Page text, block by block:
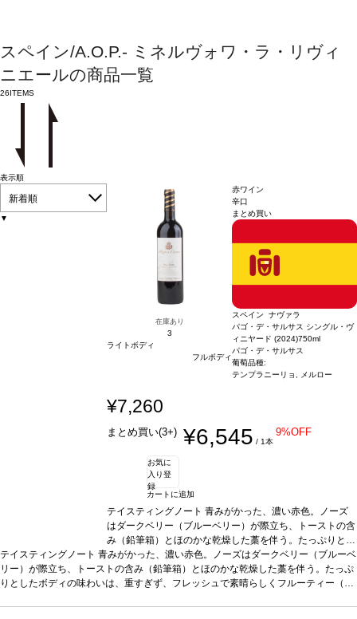
スペイン/A.O.P.- ミネルヴォワ・ラ・リヴィ
ニエールの商品一覧
26ITEMS
表示順
新着順
▼
在庫あり
3
ライトボディ
フルボディ
赤ワイン
辛口
まとめ買い
スペイン ナヴァラ
パゴ・デ・サルサス シングル・ヴ
ィニヤード (2024)750ml
パゴ・デ・サルサス
葡萄品種:
テンプラニーリョ, メルロー
¥7,260
まとめ買い(3+) ¥6,545 / 1本
9%OFF
お気に
入り登
録
カートに追加
テイスティングノート青みがかった、濃い赤色。ノーズ
はダークベリー（ブルーベリー）が際立ち、トーストの含
み（鉛筆箱）とほのかな乾燥した藁を伴う。たっぷりとし
たボディの味わいは、重すぎず、フレッシュで素晴らしく
フルーティー（ブルーベリー、ブラックベリー）。しっか
りとして、甘いタンニンも感じるフィニッシュが続く。
テイスティングノート 青みがかった、濃い赤色。ノーズはダークベリー（ブルーベ
リー）が際立ち、トーストの含み（鉛筆箱）とほのかな乾燥した藁を伴う。たっぷ
りとしたボディの味わいは、重すぎず、フレッシュで素晴らしくフルーティー（ブ